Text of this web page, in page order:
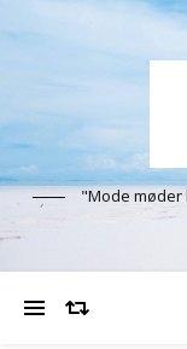
"Mode møder